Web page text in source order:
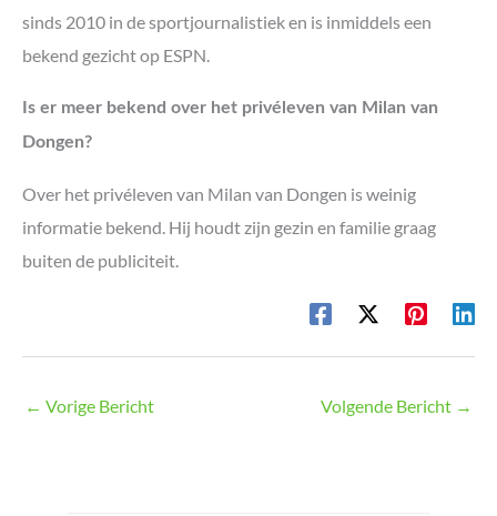
sinds 2010 in de sportjournalistiek en is inmiddels een
bekend gezicht op ESPN.
Is er meer bekend over het privéleven van Milan van
Dongen?
Over het privéleven van Milan van Dongen is weinig
informatie bekend. Hij houdt zijn gezin en familie graag
buiten de publiciteit.
← Vorige Bericht Volgende Bericht →